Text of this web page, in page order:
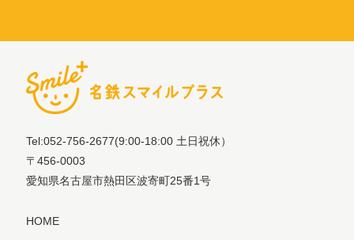
Tel:052-756-2677(9:00-18:00 土日祝休）
〒456-0003
愛知県名古屋市熱田区波寄町25番1号
HOME